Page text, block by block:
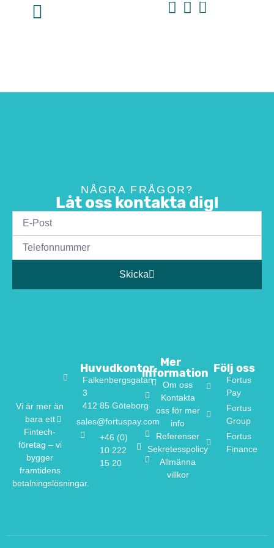
NÅGRA FRÅGOR?
Låt oss kontakta dig!
Skicka
Vi är mer än
bara ett
Fintech-
företag – vi
bygger
framtidens
betalningslösningar.
Huvudkontor
Falkenbergsgatan
3
412 85 Göteborg
sales@fortuspay.com
+46 (0)
10 222
15 20
Mer
information
Om oss
Kontakta
oss för mer
info
Referenser
Sekretesspolicy
Allmänna
villkor
Följ oss
Fortus
Pay
Fortus
Group
Fortus
Finance